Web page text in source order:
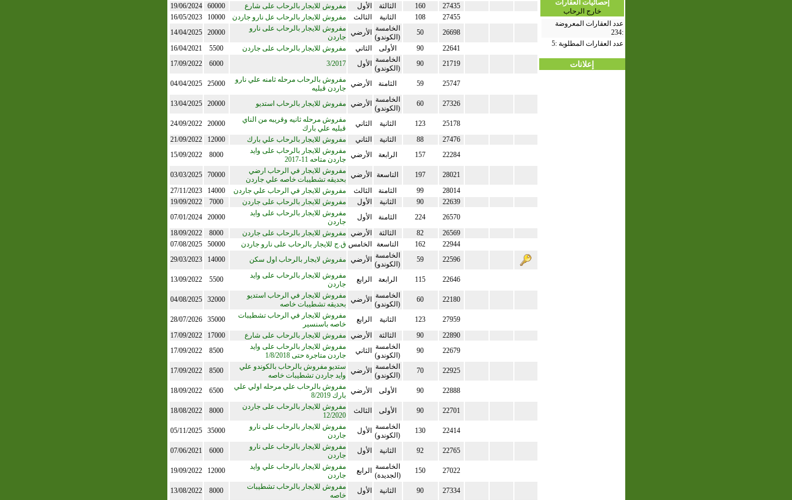
إحصائيات العقارات
خارج الرحاب
عدد العقارات المعروضة
:
234
عدد العقارات المطلوبة :5
إعلانات
27435
160 الثالثة الأول مفروش للايجار بالرحاب على شارع 60000
19/06/2024
27455
108 الثانية الثالث مفروش للايجار بالرحاب عل نارو جاردن 10000
16/05/2023
26698
50
الخامسة
(الكوندو)
الأرضي
مفروش للايجار بالرحاب على نارو
جاردن
20000
14/04/2025
22641
90 الأولى الثاني مفروش للايجار بالرحاب على جاردن 5500
16/04/2021
21719
90
الخامسة
(الكوندو)
الأول 3/2017
6000
17/09/2022
25747
59 الثامنة الأرضي
مفروش بالرحاب مرحله ثامنه علي نارو
جاردن قبليه
25000
04/04/2025
27326
60
الخامسة
(الكوندو)
الأرضي مفروش للايجار بالرحاب استديو 20000
13/04/2025
25178
123 الثانية الثاني
مفروش مرحله ثانيه وقريبه من الناي
قبليه علي بارك
20000
24/09/2022
27476
88 الثانية الثاني مفروش للايجار بالرحاب علي بارك 12000
21/09/2022
22284
157 الرابعة الأرضي
مفروش للايجار بالرحاب على وايد
جاردن متاحه 11-2017
8000
15/09/2022
28021
197 التاسعة الأرضي
مفروش للايجار في الرحاب ارضي
بحديقه تشطيبات خاصه علي جاردن
70000
03/03/2025
28014
99 الثامنة الثالث مفروش للايجار في الرحاب علي جاردن 14000
27/11/2023
22639
90 الثانية الأول مفروش للايجار بالرحاب على جاردن 7000
19/09/2022
26570
224 الثامنة الأول
مفروش للايجار بالرحاب على وايد
جاردن
20000
07/01/2024
26569
82 الثالثة الأرضي مفروش للايجار بالرحاب على جاردن 8000
18/09/2022
22944
162 التاسعة الخامس ق.ج للايجار بالرحاب على نارو جاردن 50000
07/08/2025
22596
59
الخامسة
(الكوندو)
الأرضي مفروش لايجار بالرحاب اول سكن 14000
29/03/2023
22646
115 الرابعة الرابع
مفروش للايجار بالرحاب على وايد
جاردن
5500
13/09/2022
22180
60
الخامسة
(الكوندو)
الأرضي
مفروش للايجار في الرحاب استديو
بحديقه تشطيبات خاصه
32000
04/08/2025
27959
123 الثانية الرابع
مفروش للايجار في الرحاب تشطيبات
خاصه باسنسير
35000
28/07/2026
22890
90 الثالثة الأرضي مفروش للايجار بالرحاب على شارع 17000
17/09/2022
22679
90
الخامسة
(الكوندو)
الثاني
مفروش للايجار بالرحاب على وايد
جاردن متاجرة حتى 1/8/2018
8500
17/09/2022
22925
70
الخامسة
(الكوندو)
الأرضي
ستديو مفروش بالرحاب بالكوندو علي
وايد جاردن تشطيبات خاصه
8500
17/09/2022
22888
90 الأولى الأرضي
مفروش بالرحاب علي مرحله اولي علي
بارك 8/2019
6500
18/09/2022
22701
90 الأولى الثالث
مفروش للايجار بالرحاب على جاردن
12/2020
8000
18/08/2022
22414
130
الخامسة
(الكوندو)
الأول
مفروش للايجار بالرحاب على نارو
جاردن
35000
05/11/2025
22765
92 الثانية الأول
مفروش للايجار بالرحاب على نارو
جاردن
6000
07/06/2021
27022
150
الخامسة
(الجديدة)
الرابع
مفروش للايجار بالرحاب علي وايد
جاردن
12000
19/09/2022
27334
90 الثانية الأول
مفروش للايجار بالرحاب تشطيبات
خاصه
8000
13/08/2022